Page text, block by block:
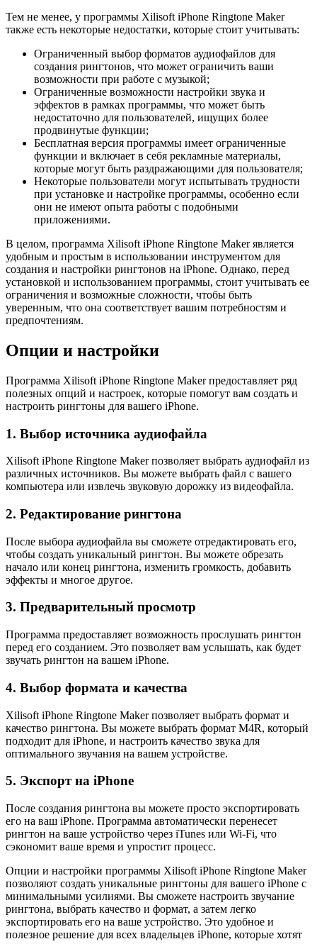
Тем не менее, у программы Xilisoft iPhone Ringtone Maker
также есть некоторые недостатки, которые стоит учитывать:
Ограниченный выбор форматов аудиофайлов для
создания рингтонов, что может ограничить ваши
возможности при работе с музыкой;
Ограниченные возможности настройки звука и
эффектов в рамках программы, что может быть
недостаточно для пользователей, ищущих более
продвинутые функции;
Бесплатная версия программы имеет ограниченные
функции и включает в себя рекламные материалы,
которые могут быть раздражающими для пользователя;
Некоторые пользователи могут испытывать трудности
при установке и настройке программы, особенно если
они не имеют опыта работы с подобными
приложениями.
В целом, программа Xilisoft iPhone Ringtone Maker является
удобным и простым в использовании инструментом для
создания и настройки рингтонов на iPhone. Однако, перед
установкой и использованием программы, стоит учитывать ее
ограничения и возможные сложности, чтобы быть
уверенным, что она соответствует вашим потребностям и
предпочтениям.
Опции и настройки
Программа Xilisoft iPhone Ringtone Maker предоставляет ряд
полезных опций и настроек, которые помогут вам создать и
настроить рингтоны для вашего iPhone.
1. Выбор источника аудиофайла
Xilisoft iPhone Ringtone Maker позволяет выбрать аудиофайл из
различных источников. Вы можете выбрать файл с вашего
компьютера или извлечь звуковую дорожку из видеофайла.
2. Редактирование рингтона
После выбора аудиофайла вы сможете отредактировать его,
чтобы создать уникальный рингтон. Вы можете обрезать
начало или конец рингтона, изменить громкость, добавить
эффекты и многое другое.
3. Предварительный просмотр
Программа предоставляет возможность прослушать рингтон
перед его созданием. Это позволяет вам услышать, как будет
звучать рингтон на вашем iPhone.
4. Выбор формата и качества
Xilisoft iPhone Ringtone Maker позволяет выбрать формат и
качество рингтона. Вы можете выбрать формат M4R, который
подходит для iPhone, и настроить качество звука для
оптимального звучания на вашем устройстве.
5. Экспорт на iPhone
После создания рингтона вы можете просто экспортировать
его на ваш iPhone. Программа автоматически перенесет
рингтон на ваше устройство через iTunes или Wi-Fi, что
сэкономит ваше время и упростит процесс.
Опции и настройки программы Xilisoft iPhone Ringtone Maker
позволяют создать уникальные рингтоны для вашего iPhone с
минимальными усилиями. Вы сможете настроить звучание
рингтона, выбрать качество и формат, а затем легко
экспортировать его на ваше устройство. Это удобное и
полезное решение для всех владельцев iPhone, которые хотят